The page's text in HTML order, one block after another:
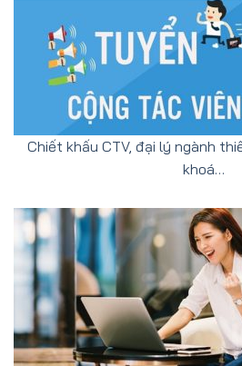
Chiết khấu CTV, đại lý ngành
khoá…